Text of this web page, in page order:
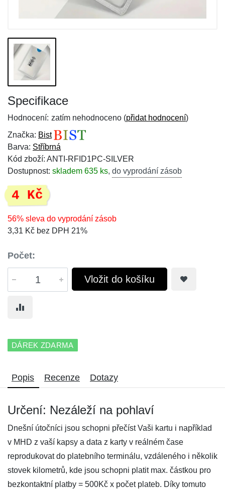
Specifikace
Hodnocení: zatím nehodnoceno (přidat hodnocení)
Značka: Bist
Barva: Stříbrná
Kód zboží: ANTI-RFID1PC-SILVER
Dostupnost: skladem 635 ks, do vyprodání zásob
4 Kč
56% sleva do vyprodání zásob
3,31 Kč bez DPH 21%
Počet:
Vložit do košíku
DÁREK ZDARMA
Popis Recenze Dotazy
Určení: Nezáleží na pohlaví
Dnešní útočníci jsou schopni přečíst Vaši kartu i například
v MHD z vaší kapsy a data z karty v reálném čase
reprodukovat do platebního terminálu, vzdáleného i několik
stovek kilometrů, kde jsou schopni platit max. částkou pro
bezkontaktní platby = 500Kč x počet plateb. Díky tomuto